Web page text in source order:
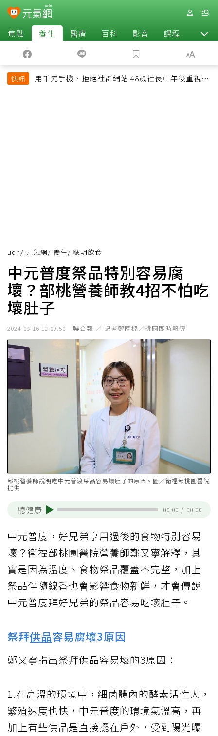
焦點 養生 醫療 百科 影音 課程 退休
快訊
用千元手機、拒絕社群網站 48歲社長中年後重視和
udn/ 元氣網/ 養生/ 聰明飲食
中元普度祭品特別容易腐
壞？部桃營養師教4招不怕吃
壞肚子
2024-08-16 12:09:50 聯合報 ／ 記者鄭國樑／桃園即時報導
部桃營養師說明吃中元普渡祭品容易壞肚子的原因。圖／衛福部桃園醫院
提供
聽健康 00:00 / 00:00
中元普度，好兄弟享用過後的食物特別容易
壞？衛福部桃園醫院營養師鄭又寧解釋，其
實是因為溫度、食物祭品覆蓋不完整，加上
祭品伴隨線香也會影響食物新鮮，才會傳說
中元普度拜好兄弟的祭品容易吃壞肚子。
祭拜供品容易腐壞3原因
鄭又寧指出祭拜供品容易壞的3原因：
1.在高溫的環境中，細菌體內的酵素活性大，
繁殖速度也快，中元普度的環境氣溫高，再
加上有些供品是直接擺在戶外，受到陽光曝